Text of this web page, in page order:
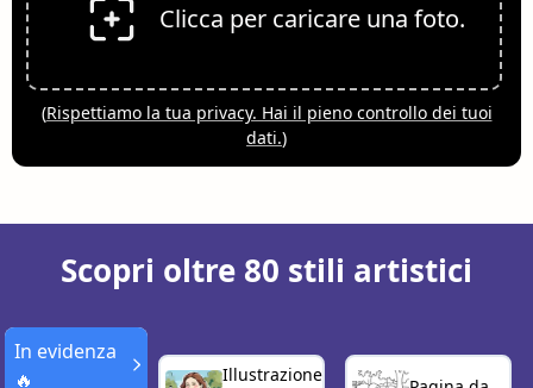
Clicca per caricare una foto.
(Rispettiamo la tua privacy. Hai il pieno controllo dei tuoi
dati.)
Scopri oltre 80 stili artistici
In evidenza
🔥
Illustrazione